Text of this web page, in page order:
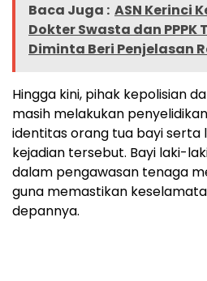
Baca Juga : ASN Kerinci
Dokter Swasta dan PPPK
Diminta Beri Penjelasan
Hingga kini, pihak kepolisian
masih melakukan
identitas orang tua bayi serta
kejadian tersebut. Bayi laki-
dalam pengawasan tenaga
guna memastikan
depannya.